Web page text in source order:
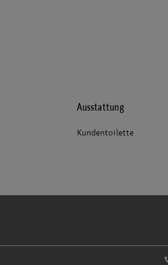
Ausstattung
Kundentoilette